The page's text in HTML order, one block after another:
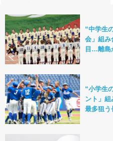
“中学生
会」組
目…離島
“小学生
ント」
最多狙う